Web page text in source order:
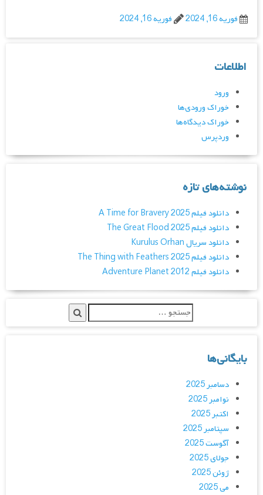
فوریه 16, 2024
فوریه 16, 2024
اطلاعات
ورود
خوراک ورودی‌ها
خوراک دیدگاه‌ها
وردپرس
نوشته‌های تازه
دانلود فیلم A Time for Bravery 2025
دانلود فیلم The Great Flood 2025
دانلود سریال Kurulus Orhan
دانلود فیلم The Thing with Feathers 2025
دانلود فیلم Adventure Planet 2012
بایگانی‌ها
دسامبر 2025
نوامبر 2025
اکتبر 2025
سپتامبر 2025
آگوست 2025
جولای 2025
ژوئن 2025
می 2025